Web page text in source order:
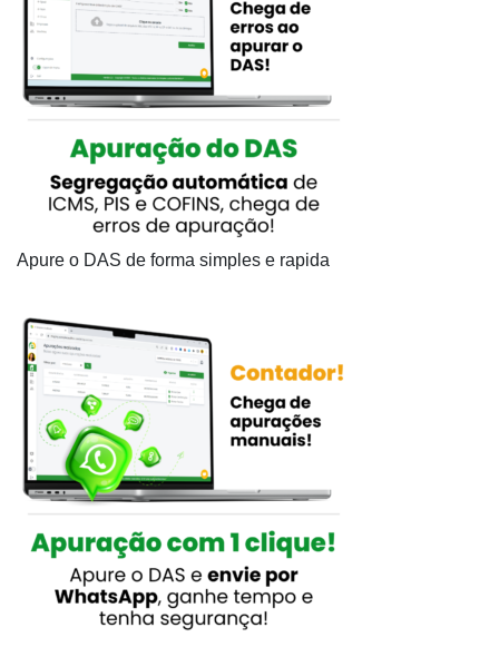
Apure o DAS de forma simples e rapida